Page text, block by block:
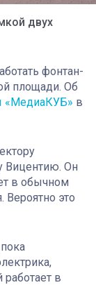
двух
фонтан-
площади. Об
«МедиаКУБ» в
Вицентию. Он
в обычном
Вероятно это
в